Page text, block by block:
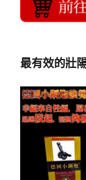
最有效的壯